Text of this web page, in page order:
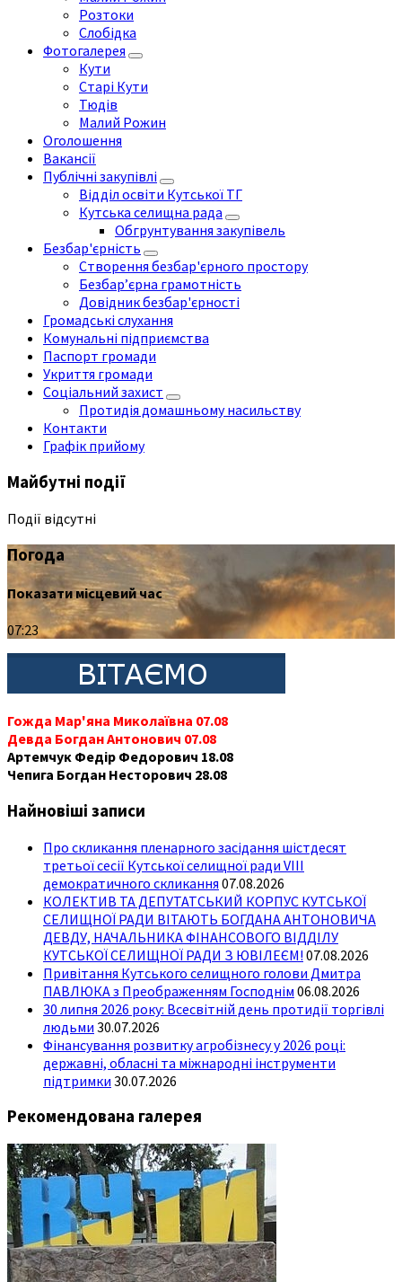
Розтоки
Слобідка
Фотогалерея
Кути
Старі Кути
Тюдів
Малий Рожин
Оголошення
Вакансії
Публічні закупівлі
Відділ освіти Кутської ТГ
Кутська селищна рада
Обгрунтування закупівель
Безбар'єрність
Створення безбар'єрного простору
Безбар’єрна грамотність
Довідник безбар'єрності
Громадські слухання
Комунальні підприємства
Паспорт громади
Укриття громади
Соціальний захист
Протидія домашньому насильству
Контакти
Графік прийому
Майбутні події
Події відсутні
Погода
Показати місцевий час
07:23
Гожда Мар'яна Миколаївна 07.08
Девда Богдан Антонович 07.08
Артемчук Федір Федорович 18.08
Чепига Богдан Несторович 28.08
Найновіші записи
Про скликання пленарного засідання шістдесят
третьої сесії Кутської селищної ради VIII
демократичного скликання 07.08.2026
КОЛЕКТИВ ТА ДЕПУТАТСЬКИЙ КОРПУС КУТСЬКОЇ
СЕЛИЩНОЇ РАДИ ВІТАЮТЬ БОГДАНА АНТОНОВИЧА
ДЕВДУ, НАЧАЛЬНИКА ФІНАНСОВОГО ВІДДІЛУ
КУТСЬКОЇ СЕЛИЩНОЇ РАДИ З ЮВІЛЕЄМ! 07.08.2026
Привітання Кутського селищного голови Дмитра
ПАВЛЮКА з Преображенням Господнім 06.08.2026
30 липня 2026 року: Всесвітній день протидії торгівлі
людьми 30.07.2026
Фінансування розвитку агробізнесу у 2026 році:
державні, обласні та міжнародні інструменти
підтримки 30.07.2026
Рекомендована галерея